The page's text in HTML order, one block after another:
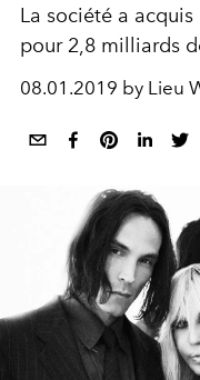
La société a
pour 2,8 milliards
08.01.2019 by Lieu